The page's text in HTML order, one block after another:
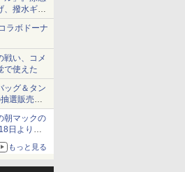
、撥水ギア
ラボドーナ
戦い、コメ
で使えた
ッグ＆タン
選販売の
朝マックの
日より
もっと見る